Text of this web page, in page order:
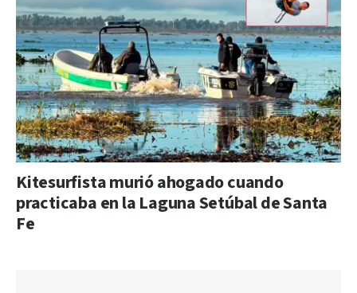
Kitesurfista murió ahogado cuando
practicaba en la Laguna Setúbal de Santa
Fe